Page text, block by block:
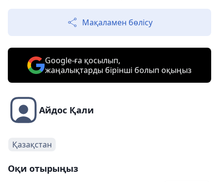
Мақаламен бөлісу
Google-ға қосылып,
жаңалықтарды бірінші болып оқыңыз
Айдос Қали
Қазақстан
Оқи отырыңыз